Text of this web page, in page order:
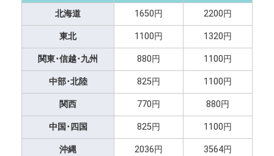
北海道 1650円 2200円
東北 1100円 1320円
関東･信越･九州 880円 1100円
中部･北陸 825円 1100円
関西 770円 880円
中国･四国 825円 1100円
沖縄 2036円 3564円